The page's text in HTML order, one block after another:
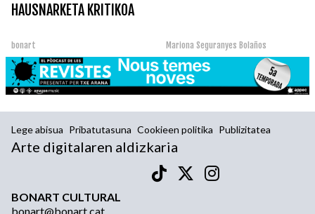
HAUSNARKETA KRITIKOA
bonart Mariona Seguranyes Bolaños
Lege abisua Pribatutasuna Cookieen politika Publizitatea
Arte digitalaren aldizkaria
BONART CULTURAL
bonart@bonart.cat